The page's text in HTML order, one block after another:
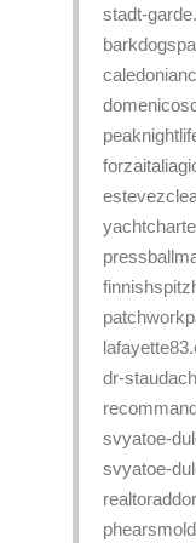
stadt-
dr-
svyatoe-
svyatoe-